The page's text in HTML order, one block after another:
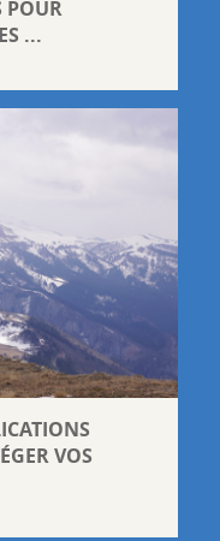
POUR
...
VOS